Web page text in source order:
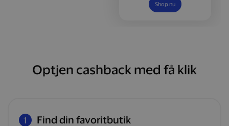
Shop nu
Optjen cashback med få klik
1 Find din favoritbutik